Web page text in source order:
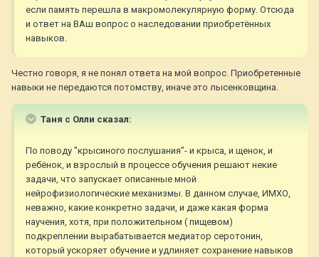
если память перешла в макромолекулярную форму. Отсюда
и ответ на ВАш вопрос о наследовании приобретённых
навыков.
Честно говоря, я не понял ответа на мой вопрос. Приобретенные
навыки не передаются потомству, иначе это лысенковщина.
Таня с Олли сказал:
По поводу "крысиного послушания"- и крыса, и щенок, и
ребёнок, и взрослый в процессе обучения решают некие
задачи, что запускает описанные мной
нейрофизиологические механизмы. В данном случае, ИМХО,
неважно, какие конкретно задачи, и даже какая форма
научения, хотя, при положительном ( пищевом)
подкреплении вырабатывается медиатор серотонин,
который ускоряет обучение и удлиняет сохранение навыков